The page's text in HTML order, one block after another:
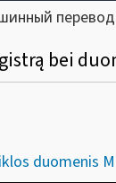
bei
duomenis